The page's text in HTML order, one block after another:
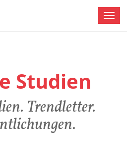
Studien
Trendletter.